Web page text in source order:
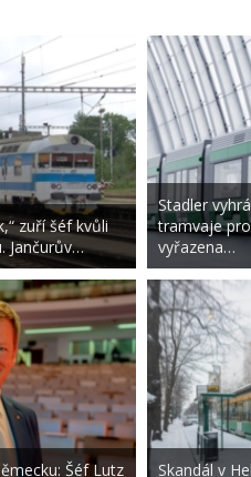
zuří šéf kvůli
Jančurův…
Šéf Lutz
Stadler
tramvaje
vyřazena…
Skandál v